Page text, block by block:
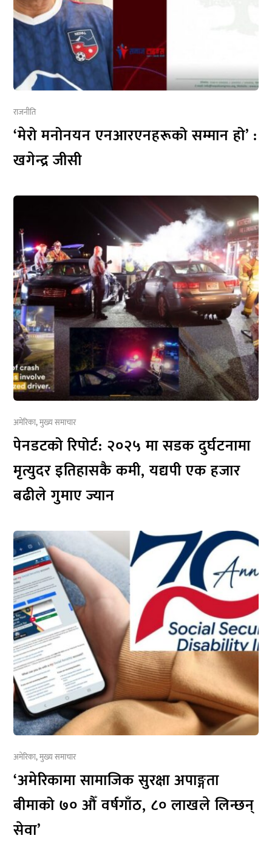
राजनीति
‘मेरो मनोनयन एनआरएनहरूको सम्मान हो’ :
खगेन्द्र जीसी
अमेरिका,मुख्य समाचार
पेनडटको रिपोर्ट: २०२५ मा सडक दुर्घटनामा
मृत्युदर इतिहासकै कमी, यद्यपी एक हजार
बढीले गुमाए ज्यान
अमेरिका,मुख्य समाचार
‘अमेरिकामा सामाजिक सुरक्षा अपाङ्गता
बीमाको ७० औँ वर्षगाँठ, ८० लाखले लिन्छन्
सेवा’